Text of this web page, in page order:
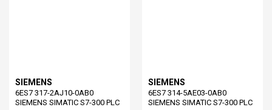
SIEMENS
6ES7 317-2AJ10-0AB0
SIEMENS SIMATIC S7-300 PLC
SIEMENS
6ES7 314-5AE03-0AB0
SIEMENS SIMATIC S7-300 PLC